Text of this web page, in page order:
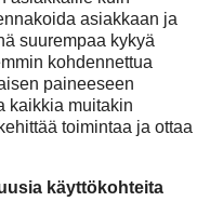
asiakkaan ja
suurempaa kykyä
kohdennettua
paineeseen
kaikkia muitakin
toimintaa ja ottaa
käyttökohteita